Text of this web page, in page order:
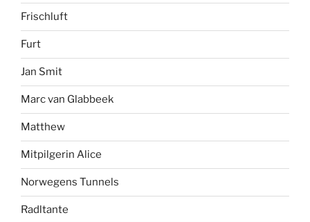
Frischluft
Furt
Jan Smit
Marc van Glabbeek
Matthew
Mitpilgerin Alice
Norwegens Tunnels
Radltante